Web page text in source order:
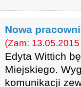
Nowa
(Zam:
Edyta Wittich
Miejskiego.
komunikacji